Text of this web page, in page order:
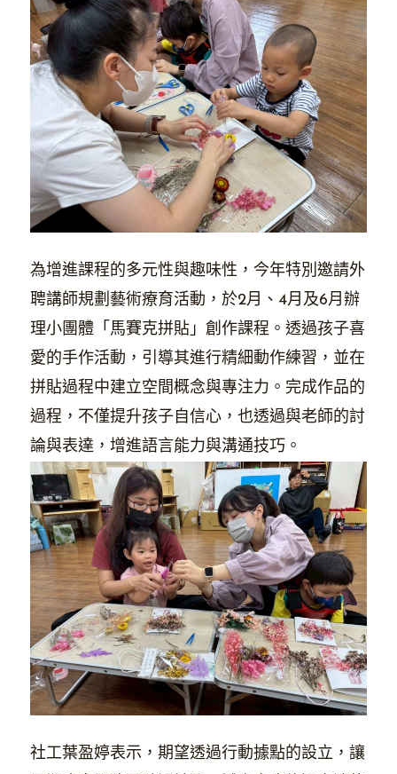
為增進課程的多元性與趣味性，今年特別邀請外
聘講師規劃藝術療育活動，於2月、4月及6月辦
理小團體「馬賽克拼貼」創作課程。透過孩子喜
愛的手作活動，引導其進行精細動作練習，並在
拼貼過程中建立空間概念與專注力。完成作品的
過程，不僅提升孩子自信心，也透過與老師的討
論與表達，增進語言能力與溝通技巧。
社工葉盈婷表示，期望透過行動據點的設立，讓